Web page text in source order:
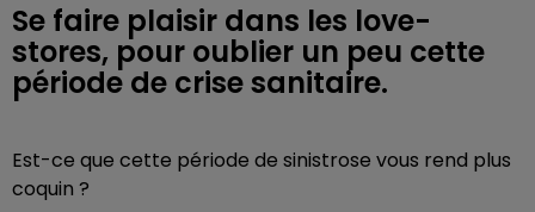
Se faire plaisir dans les love-
stores, pour oublier un peu cette
période de crise sanitaire.
Est-ce que cette période de sinistrose vous rend plus
coquin ?